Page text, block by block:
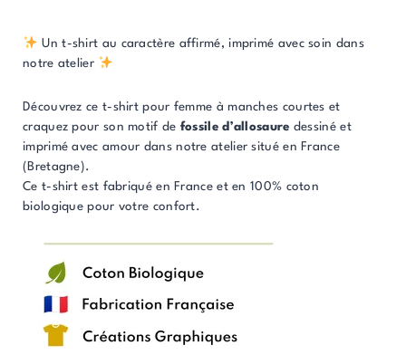
Un t-shirt au caractère affirmé, imprimé avec soin dans
notre atelier
Découvrez ce t-shirt pour femme à manches courtes et
craquez pour son motif de fossile d’allosaure dessiné et
imprimé avec amour dans notre atelier situé en France
(Bretagne).
Ce t-shirt est fabriqué en France et en 100% coton
biologique pour votre confort.